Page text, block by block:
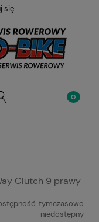
się
Clutch 9 prawy
tymczasowo
niedostępny